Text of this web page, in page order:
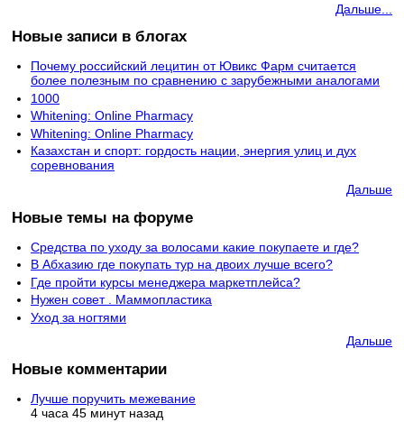
Дальше...
Новые записи в блогах
Почему российский лецитин от Ювикс Фарм считается
более полезным по сравнению с зарубежными аналогами
1000
Whitening: Online Pharmacy
Whitening: Online Pharmacy
Казахстан и спорт: гордость нации, энергия улиц и дух
соревнования
Дальше
Новые темы на форуме
Средства по уходу за волосами какие покупаете и где?
В Абхазию где покупать тур на двоих лучше всего?
Где пройти курсы менеджера маркетплейса?
Нужен совет . Маммопластика
Уход за ногтями
Дальше
Новые комментарии
Лучше поручить межевание
4 часа 45 минут назад